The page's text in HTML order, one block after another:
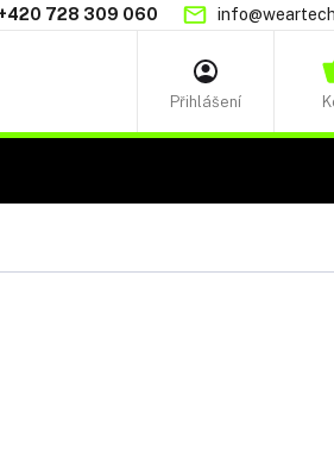
728 309 060